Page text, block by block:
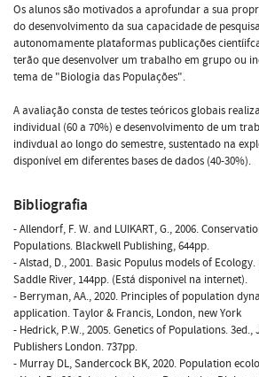
Os alunos são motivados a aprofundar a sua
do desenvolvimento da sua capacidade de
autonomamente plataformas publicações
terão que desenvolver um trabalho em grupo ou
tema de "Biologia das Populações".
A avaliação consta de testes teóricos globais
individual (60 a 70%) e desenvolvimento de um
indivdual ao longo do semestre, sustentado na
disponível em diferentes bases de dados (40-30%).
Bibliografia
- Allendorf, F. W. and LUIKART, G., 2006.
Populations. Blackwell Publishing, 644pp.
- Alstad, D., 2001. Basic Populus models of
Saddle River, 144pp. (Está disponivel na internet).
- Berryman, AA., 2020. Principles of population
application. Taylor & Francis, London, new York
- Hedrick, P.W., 2005. Genetics of Populations.
Publishers London. 737pp.
- Murray DL, Sandercock BK, 2020. Population